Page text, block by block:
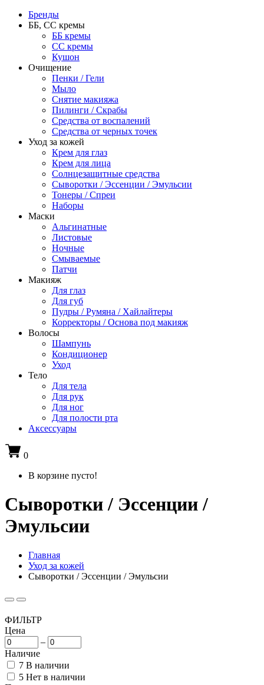
Бренды
ББ, СС кремы
ББ кремы
CC кремы
Кушон
Очищение
Пенки / Гели
Мыло
Снятие макияжа
Пилинги / Скрабы
Средства от воспалений
Средства от черных точек
Уход за кожей
Крем для глаз
Крем для лица
Солнцезащитные средства
Сыворотки / Эссенции / Эмульсии
Тонеры / Спреи
Наборы
Маски
Альгинатные
Листовые
Ночные
Смываемые
Патчи
Макияж
Для глаз
Для губ
Пудры / Румяна / Хайлайтеры
Корректоры / Основа под макияж
Волосы
Шампунь
Кондиционер
Уход
Тело
Для тела
Для рук
Для ног
Для полости рта
Аксессуары
0
В корзине пусто!
Сыворотки / Эссенции /
Эмульсии
Главная
Уход за кожей
Сыворотки / Эссенции / Эмульсии
ФИЛЬТР
Цена
–
Наличие
7 В наличии
5 Нет в наличии